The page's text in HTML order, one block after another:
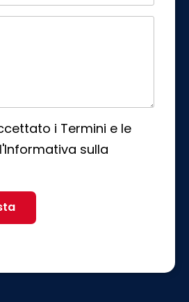
i Termini e le
sulla